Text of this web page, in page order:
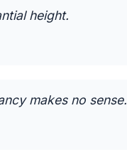
height.
makes no sense.